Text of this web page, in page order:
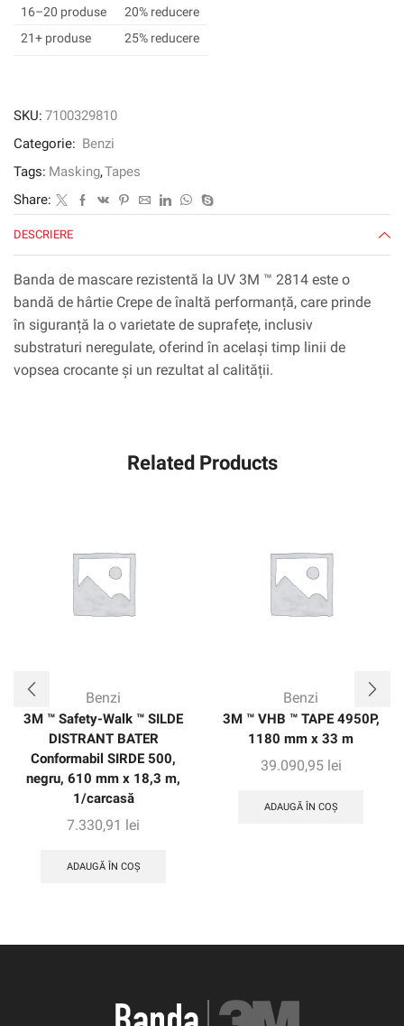
™
2814,
x
m,
0,12
16–20 produse
20% reducere
21+ produse
25% reducere
SKU: 7100329810
Categorie: Benzi
Tags: Masking,Tapes
Share:
DESCRIERE
Banda de mascare rezistentă la UV 3M ™ 2814 este o
bandă de hârtie Crepe de înaltă performanță, care prinde
în siguranță la o varietate de suprafețe, inclusiv
substraturi neregulate, oferind în același timp linii de
vopsea crocante și un rezultat al calității.
Related Products
Benzi
3M ™ Safety-Walk ™ SILDE
DISTRANT BATER
Conformabil SIRDE 500,
negru, 610 mm x 18,3 m,
1/carcasă
7.330,91 lei
ADAUGĂ ÎN COȘ
Benzi
3M ™ VHB ™ TAPE 4950P,
1180 mm x 33 m
39.090,95 lei
ADAUGĂ ÎN COȘ